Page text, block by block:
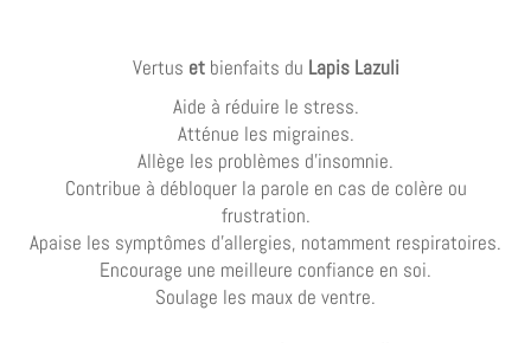
Vertus et bienfaits du Lapis Lazuli
Aide à réduire le stress.
Atténue les migraines.
Allège les problèmes d'insomnie.
Contribue à débloquer la parole en cas de colère ou
frustration.
Apaise les symptômes d'allergies, notamment respiratoires.
Encourage une meilleure confiance en soi.
Soulage les maux de ventre.